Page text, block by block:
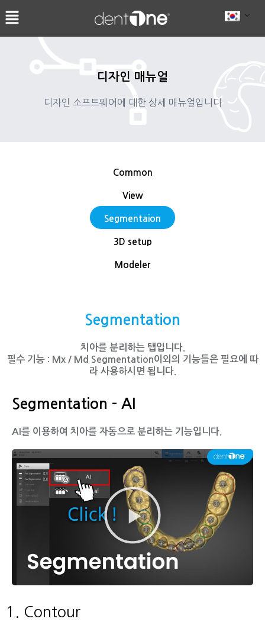
텐
츠
디자인 매뉴얼
디자인 소프트웨어에 대한 상세 매뉴얼입니다
Common
View
Segmentaion
3D setup
Modeler
Segmentation
치아를 분리하는 탭입니다.
필수 기능 : Mx / Md Segmentation이외의 기능들은 필요에 따
라 사용하시면 됩니다.
Segmentation - AI
AI를 이용하여 치아를 자동으로 분리하는 기능입니다.
재
생
1. Contour